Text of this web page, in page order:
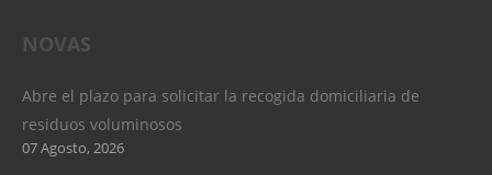
NOVAS
Abre el plazo para solicitar la recogida domiciliaria de
residuos voluminosos
07 Agosto, 2026